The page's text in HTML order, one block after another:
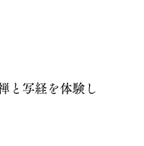
と写経を体験し